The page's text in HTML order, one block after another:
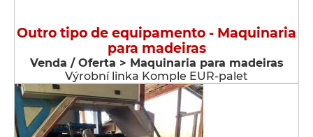
Outro tipo de equipamento - Maquinaria
para madeiras
Venda / Oferta > Maquinaria para madeiras
Výrobní linka Komple EUR-palet